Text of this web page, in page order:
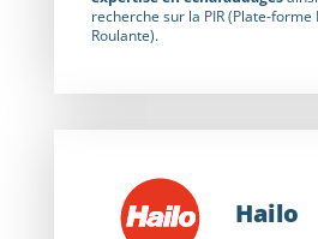
recherche sur la PIR (Plate-forme
Roulante).
Hailo